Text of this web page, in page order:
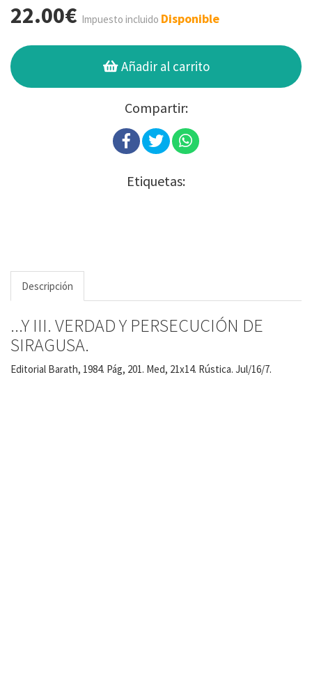
22.00€ Impuesto incluido Disponible
Añadir al carrito
Compartir:
Etiquetas:
Descripción
...Y III. VERDAD Y PERSECUCIÓN DE
SIRAGUSA.
Editorial Barath, 1984. Pág, 201. Med, 21x14. Rústica. Jul/16/7.